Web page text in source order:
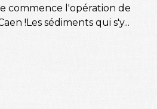
commence l'opération de
!Les sédiments qui s'y...